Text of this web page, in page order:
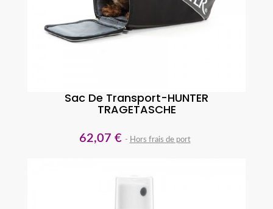
Sac De Transport-HUNTER
TRAGETASCHE
62,07 € Hors frais de port